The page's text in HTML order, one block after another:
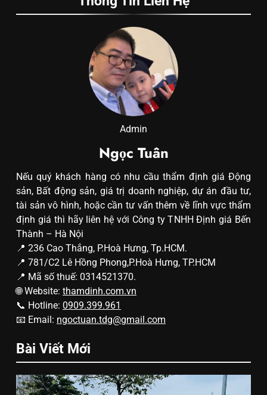
Admin
Ngọc Tuân
Nếu quý khách hàng có nhu cầu thẩm định giá Động
sản, Bất động sản, giá trị doanh nghiệp, dự án đầu tư,
tài sản vô hình, hoặc cần tư vấn thêm về lĩnh vực thẩm
định giá thì hãy liên hệ với Công ty TNHH Định giá Bến
Thành – Hà Nội
📍 236 Cao Thắng, P.Hoà Hưng, Tp.HCM.
📍 781/C2 Lê Hồng Phong,P.Hoà Hưng, TP.HCM
📍 Mã số thuế: 0314521370.
🌐 Website: thamdinh.com.vn
📞 Hotline: 0909.399.961
📧 Email: ngoctuan.tdg@gmail.com
Bài Viết Mới